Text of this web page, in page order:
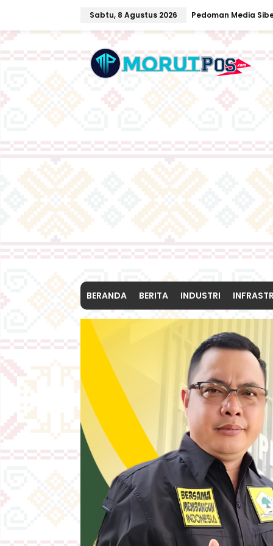
a
Sabtu, 8 Agustus 2026 Pedoman Media
BERANDA BERITA INDUSTRI